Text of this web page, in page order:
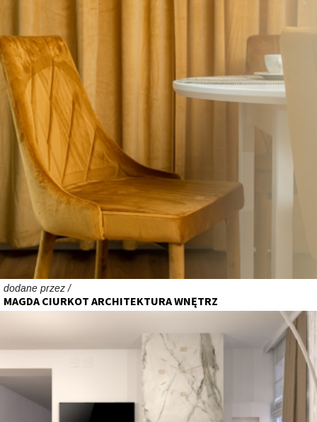
dodane przez /
MAGDA CIURKOT ARCHITEKTURA WNĘTRZ